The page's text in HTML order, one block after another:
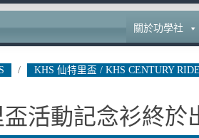
關於功學社
/ KHS 仙特里盃 / KHS CENTURY RIDE
活動記念衫終於